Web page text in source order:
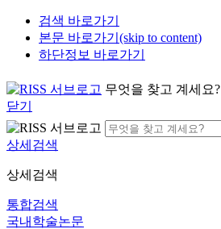
검색 바로가기
본문 바로가기(skip to content)
하단정보 바로가기
무엇을 찾고 계세요?
닫기
상세검색
상세검색
통합검색
국내학술논문